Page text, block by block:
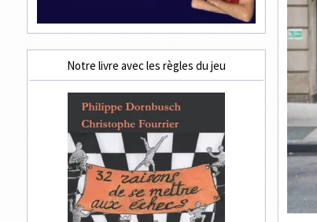
Notre livre avec les règles du jeu